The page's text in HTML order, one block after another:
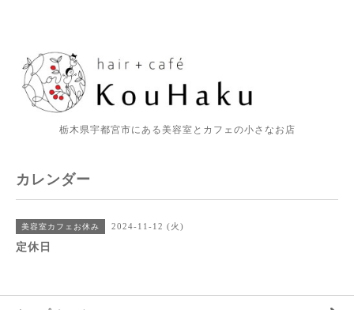
栃木県宇都宮市にある美容室とカフェの小さなお店
カレンダー
美容室カフェお休み 2024-11-12 (火)
定休日